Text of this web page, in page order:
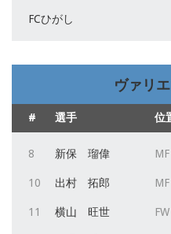
FCひがし
ヴァリ
# 選手 位
8 新保 瑠偉 MF
10 出村 拓郎 MF
11 横山 旺世 FW